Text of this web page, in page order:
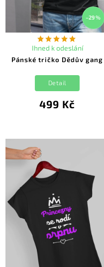
–29 %
Pánské tričko Dědův gang
Ihned k odeslání
499 Kč
Detail